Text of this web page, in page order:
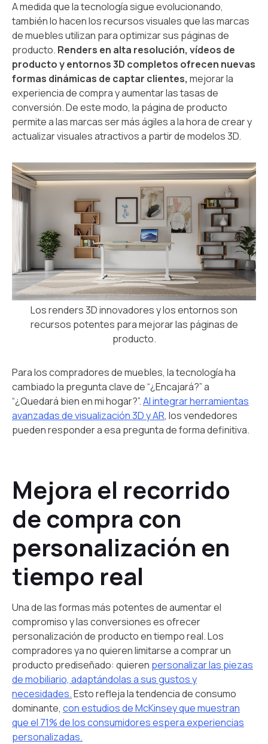
A medida que la tecnología sigue evolucionando,
también lo hacen los recursos visuales que las marcas
de muebles utilizan para optimizar sus páginas de
producto. Renders en alta resolución, vídeos de
producto y entornos 3D completos ofrecen nuevas
formas dinámicas de captar clientes, mejorar la
experiencia de compra y aumentar las tasas de
conversión. De este modo, la página de producto
permite a las marcas ser más ágiles a la hora de crear y
actualizar visuales atractivos a partir de modelos 3D.
Los renders 3D innovadores y los entornos son
recursos potentes para mejorar las páginas de
producto.
Para los compradores de muebles, la tecnología ha
cambiado la pregunta clave de “¿Encajará?” a
“¿Quedará bien en mi hogar?”.Al integrar herramientas
avanzadas de visualización 3D y AR, los vendedores
pueden responder a esa pregunta de forma definitiva.
Mejora el recorrido
de compra con
personalización en
tiempo real
Una de las formas más potentes de aumentar el
compromiso y las conversiones es ofrecer
personalización de producto en tiempo real. Los
compradores ya no quieren limitarse a comprar un
producto prediseñado: quieren personalizar las piezas
de mobiliario, adaptándolas a sus gustos y
necesidades.Esto refleja la tendencia de consumo
dominante, con estudios de McKinsey que muestran
que el 71% de los consumidores espera experiencias
personalizadas.